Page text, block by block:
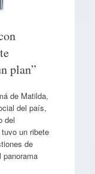
plan”
de Matilda,
del país,
del
un ribete
de